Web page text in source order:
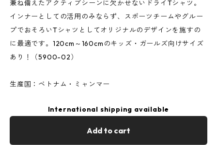
兼ね備えたアクティブシーンに欠かせないドライTシャツ。
インナーとしての活用のみならず、スポーツチームやグルー
プでおそろいTシャツとしてオリジナルのデザインを施すの
に最適です。120cm～160cmのキッズ・ガールズ向けサイズ
あり！（5900-02）
生産国：ベトナム・ミャンマー
International shipping available
Add to cart